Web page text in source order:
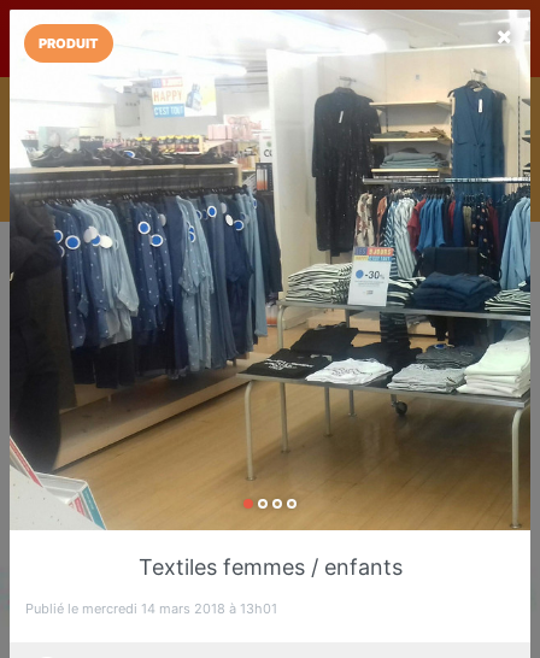
LaCarte LaCarte sur
Play Store
Installez l'App LaCarte
Téléchargez gratuitement l'app LaCarte pour suivre vos
commerces favoris et ne rien rater !
Télécharger Plus tard
PRODUIT
Textiles femmes / enfants
Publié le mercredi 14 mars 2018 à 13h01